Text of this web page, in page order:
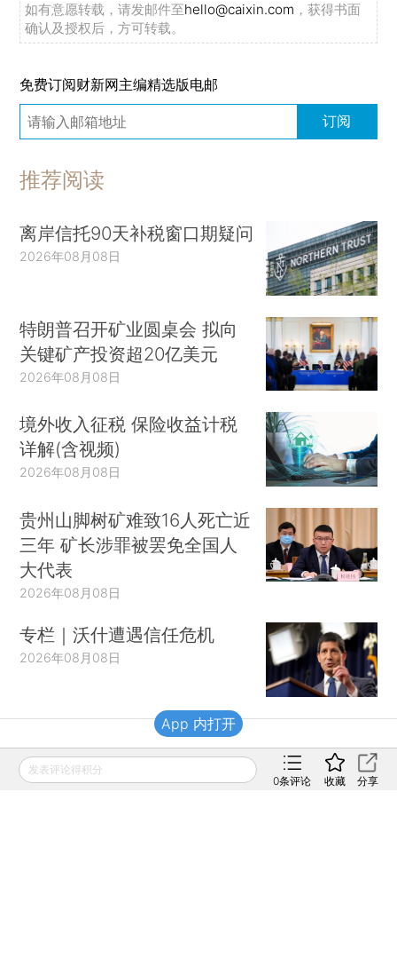
如有意愿转载，请发邮件至hello@caixin.com ，获得书面
确认及授权后，方可转载。
免费订阅财新网主编精选版电邮
订阅
推荐阅读
离岸信托90天补税窗口期疑问
2026年08月08日
特朗普召开矿业圆桌会 拟向
关键矿产投资超20亿美元
2026年08月08日
境外收入征税 保险收益计税
详解(含视频)
2026年08月08日
贵州山脚树矿难致16人死亡近
三年 矿长涉罪被罢免全国人
大代表
2026年08月08日
专栏｜沃什遭遇信任危机
2026年08月08日
财新移动
发表评论得积分
0条评论 收藏 分享
App 内打开